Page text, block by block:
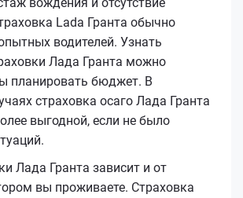
Lada Гранта обычно
водителей. Узнать
Лада Гранта можно
планировать бюджет. В
страховка осаго Лада Гранта
выгодной, если не было
Лада Гранта зависит и от
вы проживаете. Страховка